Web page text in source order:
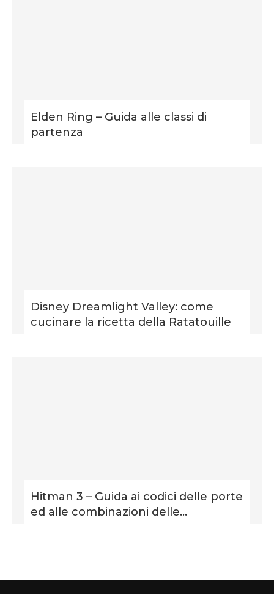
Elden Ring – Guida alle classi di
partenza
Disney Dreamlight Valley: come
cucinare la ricetta della Ratatouille
Hitman 3 – Guida ai codici delle porte
ed alle combinazioni delle...